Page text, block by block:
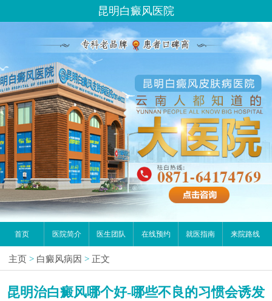
昆明白癜风医院
首页 医院简介 医生团队 在线预约 就医指南 来院路线
主页 > 白癜风病因 > 正文
昆明治白癜风哪个好-哪些不良的习惯会诱发